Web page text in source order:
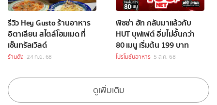
รีวิว Hey Gusto ร้านอาหาร
อิตาเลียน สไตล์โฮมเมด ที่
เซ็นทรัลเวิลด์
ร้านดัง 24 ก.ย. 68
พิซซ่า ฮัท กลับมาแล้วกับ
HUT บุฟเฟต์ อิ่มไม่อั้นกว่า
80 เมนู เริ่มต้น 199 บาท
โปรโมชั่นอาหาร 5 ส.ค. 68
ดูเพิ่มเติม